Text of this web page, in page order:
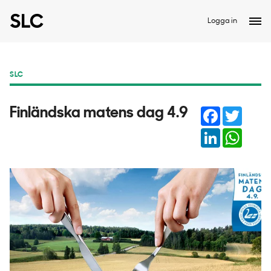
Logga in
SLC
Finländska matens dag 4.9 Facebook
LinkedIn